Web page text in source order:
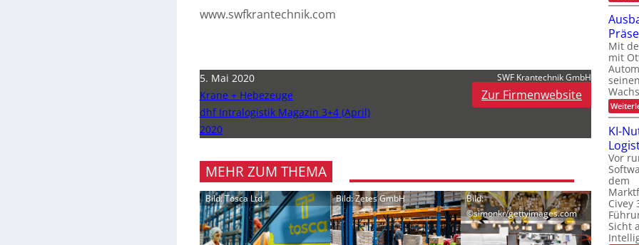
www.swfkrantechnik.com
5. Mai 2020
Krane + Hebezeuge
dhf Intralogistik Magazin 3+4 (April)
2020
SWF Krantechnik GmbH
Zur Firmenwebsite
MEHR ZUM THEMA
Bild: Tosca Ltd. Bild: Zetes GmbH
Bild:
©simonkr/gettyimages.com
Mit
mit
KI-
Vor
dem
Civey
Sicht